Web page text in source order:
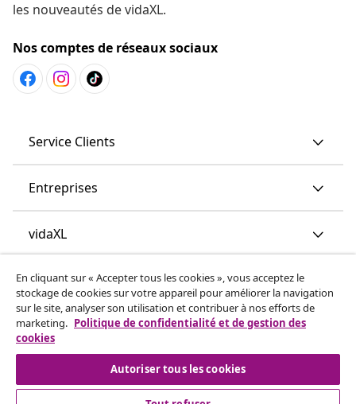
les nouveautés de vidaXL.
Nos comptes de réseaux sociaux
Service Clients
Entreprises
vidaXL
More content links
En cliquant sur « Accepter tous les cookies », vous acceptez le
stockage de cookies sur votre appareil pour améliorer la navigation
sur le site, analyser son utilisation et contribuer à nos efforts de
marketing. Politique de confidentialité et de gestion des
cookies
Autoriser tous les cookies